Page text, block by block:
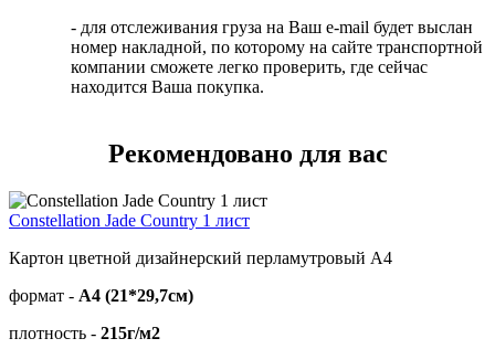
- для отслеживания груза на Ваш e-mail будет выслан
номер накладной, по которому на сайте транспортной
компании сможете легко проверить, где сейчас
находится Ваша покупка.
Рекомендовано для вас
Constellation Jade Country 1 лист
Картон цветной дизайнерский перламутровый А4
формат - А4 (21*29,7см)
плотность - 215г/м2